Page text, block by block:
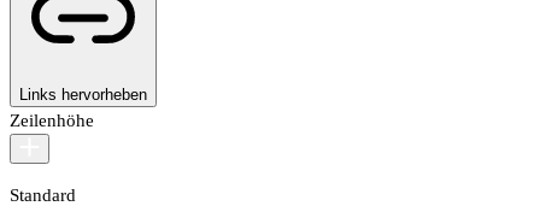
Links hervorheben
Zeilenhöhe
Standard